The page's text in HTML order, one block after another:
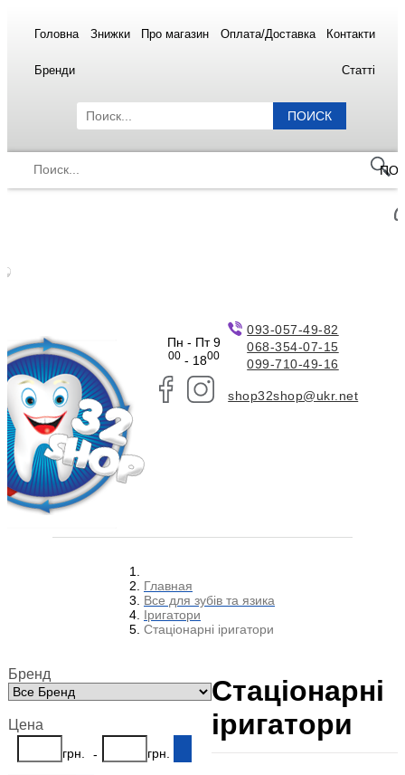
Головна Знижки Про магазин Оплата/Доставка Контакти
Бренди Статті
ПОИСК
Пн - Пт 9
00- 1800
093-057-49-82
068-354-07-15
099-710-49-16
shop32shop@ukr.net
Главная
Все для зубів та язика
Іригатори
Стаціонарні іригатори
Бренд
Цена
грн. - грн.
Стаціонарні
іригатори